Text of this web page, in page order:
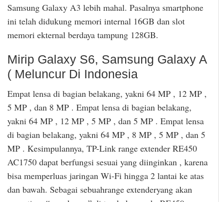
Samsung Galaxy A3 lebih mahal. Pasalnya smartphone
ini telah didukung memori internal 16GB dan slot
memori ekternal berdaya tampung 128GB.
Mirip Galaxy S6, Samsung Galaxy A
( Meluncur Di Indonesia
Empat lensa di bagian belakang, yakni 64 MP , 12 MP ,
5 MP , dan 8 MP . Empat lensa di bagian belakang,
yakni 64 MP , 12 MP , 5 MP , dan 5 MP . Empat lensa
di bagian belakang, yakni 64 MP , 8 MP , 5 MP , dan 5
MP . Kesimpulannya, TP-Link range extender RE450
AC1750 dapat berfungsi sesuai yang diinginkan , karena
bisa memperluas jaringan Wi-Fi hingga 2 lantai ke atas
dan bawah. Sebagai sebuahrange extenderyang akan